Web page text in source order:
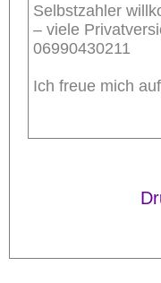
Selbstzahler
– viele
06990430211
Ich freue mich